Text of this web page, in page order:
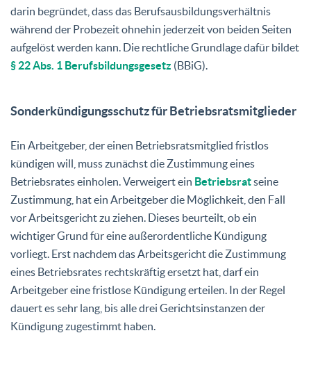
darin begründet, dass das Berufsausbildungsverhältnis
während der Probezeit ohnehin jederzeit von beiden Seiten
aufgelöst werden kann. Die rechtliche Grundlage dafür bildet
§ 22 Abs. 1 Berufsbildungsgesetz (BBiG).
Sonderkündigungsschutz für Betriebsratsmitglieder
Ein Arbeitgeber, der einen Betriebsratsmitglied fristlos
kündigen will, muss zunächst die Zustimmung eines
Betriebsrates einholen. Verweigert ein Betriebsratseine
Zustimmung, hat ein Arbeitgeber die Möglichkeit, den Fall
vor Arbeitsgericht zu ziehen. Dieses beurteilt, ob ein
wichtiger Grund für eine außerordentliche Kündigung
vorliegt. Erst nachdem das Arbeitsgericht die Zustimmung
eines Betriebsrates rechtskräftig ersetzt hat, darf ein
Arbeitgeber eine fristlose Kündigung erteilen. In der Regel
dauert es sehr lang, bis alle drei Gerichtsinstanzen der
Kündigung zugestimmt haben.